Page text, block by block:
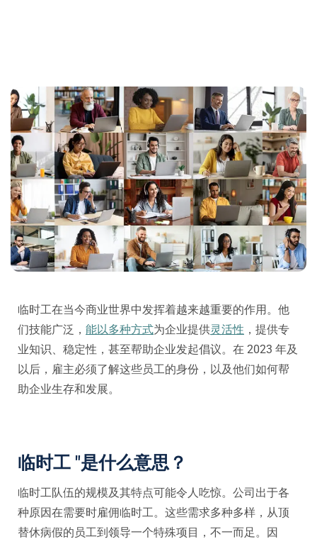
临时工在当今商业世界中发挥着越来越重要的作用。他
们技能广泛， 能以多种方式为企业提供灵活性 ，提供专
业知识、稳定性，甚至帮助企业发起倡议。在 2023 年及
以后，雇主必须了解这些员工的身份，以及他们如何帮
助企业生存和发展。
临时工 "是什么意思？
临时工队伍的规模及其特点可能令人吃惊。公司出于各
种原因在需要时雇佣临时工。这些需求多种多样，从顶
替休病假的员工到领导一个特殊项目，不一而足。因